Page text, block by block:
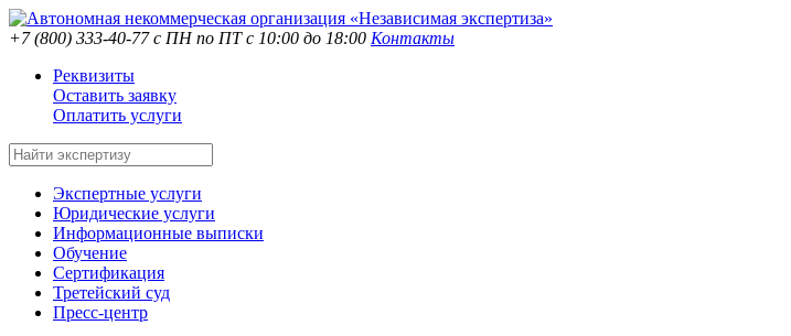
+7 (800) 333-40-77с ПН по ПТ с 10:00 до 18:00 Контакты
Реквизиты
Оставить заявку
Оплатить услуги
Экспертные услуги
Юридические услуги
Информационные выписки
Обучение
Сертификация
Третейский суд
Пресс-центр